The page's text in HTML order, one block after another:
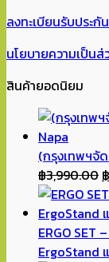
ลงทะเบียนรับประกั
นโยบายความเป็น
สินค้ายอดนิยม
(กรุงเทพฯจั
฿3,990.00 ฿
ERGO SET
ErgoStand